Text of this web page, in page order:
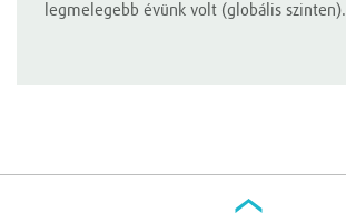
legmelegebb évünk volt (globális szinten).